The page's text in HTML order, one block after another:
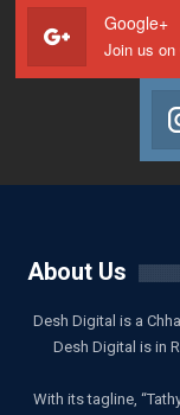
Google+
Join us on
About Us
Desh Digital is a
Desh Digital is in
With its tagline,